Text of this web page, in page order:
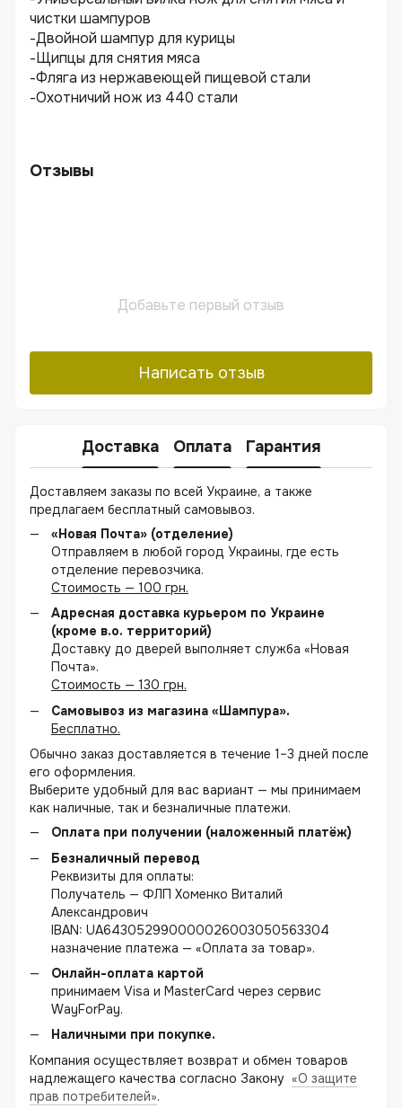
чистки шампуров
-Двойной шампур для курицы
-Щипцы для снятия мяса
-Фляга из нержавеющей пищевой стали
-Охотничий нож из 440 стали
Отзывы
Добавьте первый отзыв
Написать отзыв
Доставка Оплата Гарантия
Доставляем заказы по всей Украине, а также
предлагаем бесплатный самовывоз.
«Новая Почта» (отделение)
Отправляем в любой город Украины, где есть
отделение перевозчика.
Стоимость — 100 грн.
Адресная доставка курьером по Украине
(кроме в.о. территорий)
Доставку до дверей выполняет служба «Новая
Почта».
Стоимость — 130 грн.
Самовывоз из магазина «Шампура».
Бесплатно.
Обычно заказ доставляется в течение 1–3 дней после
его оформления.
Выберите удобный для вас вариант — мы принимаем
как наличные, так и безналичные платежи.
Оплата при получении (наложенный платёж)
Безналичный перевод
Реквизиты для оплаты:
Получатель — ФЛП Хоменко Виталий
Александрович
IBAN: UA643052990000026003050563304
назначение платежа — «Оплата за товар».
Онлайн-оплата картой
принимаем Visa и MasterCard через сервис
WayForPay.
Наличными при покупке.
Компания осуществляет возврат и обмен товаров
надлежащего качества согласно Закону «О защите
прав потребителей».